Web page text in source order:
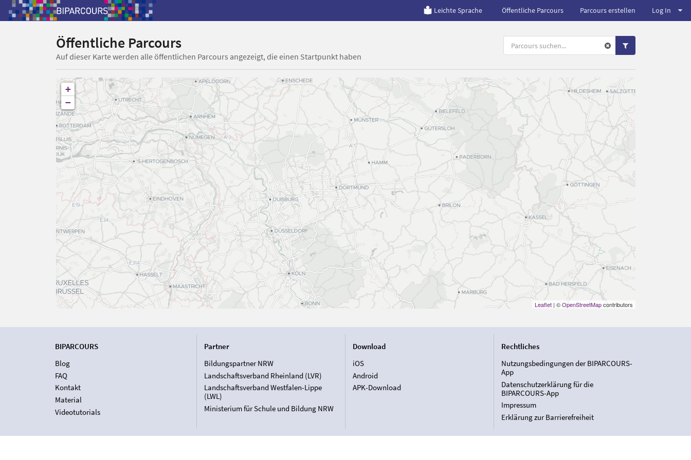
Leichte Sprache Öffentliche Parcours Parcours erstellen Log In
Öffentliche Parcours
Auf dieser Karte werden alle öffentlichen Parcours angezeigt, die einen Startpunkt haben
+
−
Leaflet| ©OpenStreetMapcontributors
BIPARCOURS
Blog
FAQ
Kontakt
Material
Videotutorials
Partner
Bildungspartner NRW
Landschaftsverband Rheinland (LVR)
Landschaftsverband Westfalen-Lippe
(LWL)
Ministerium für Schule und Bildung NRW
Download
iOS
Android
APK-Download
Rechtliches
Nutzungsbedingungen der BIPARCOURS-
App
Datenschutzerklärung für die
BIPARCOURS-App
Impressum
Erklärung zur Barrierefreiheit